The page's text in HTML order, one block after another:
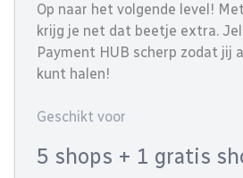
Op naar het volgende level!
krijg je net dat beetje extra.
Payment HUB scherp zodat jij
kunt halen!
Geschikt voor
5 shops + 1 gratis